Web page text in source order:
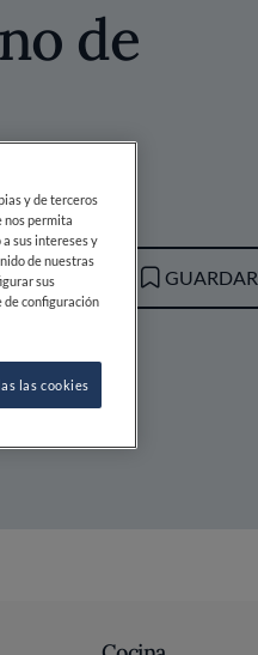
de
GUARDAR
y de terceros
nos permita
sus intereses y
de nuestras
sus
de configuración
las cookies